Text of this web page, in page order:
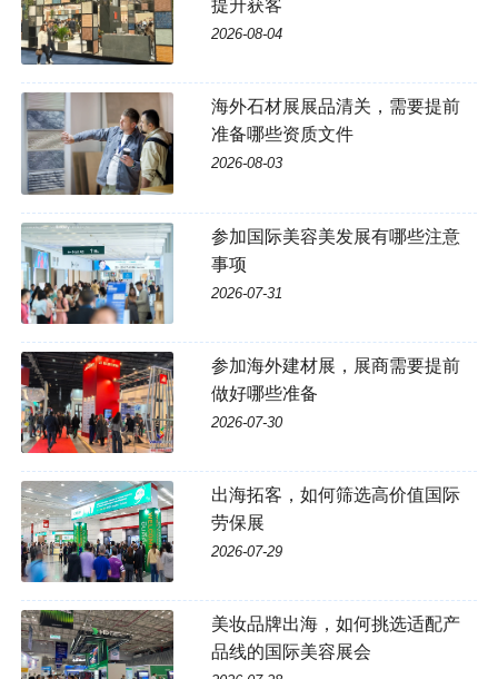
提升获客
2026-08-04
海外石材展展品清关，需要提前
准备哪些资质文件
2026-08-03
参加国际美容美发展有哪些注意
事项
2026-07-31
参加海外建材展，展商需要提前
做好哪些准备
2026-07-30
出海拓客，如何筛选高价值国际
劳保展
2026-07-29
美妆品牌出海，如何挑选适配产
品线的国际美容展会